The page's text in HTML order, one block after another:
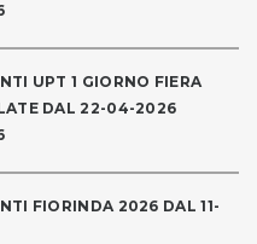
UPT 1 GIORNO FIERA
DAL 22-04-2026
FIORINDA 2026 DAL 11-